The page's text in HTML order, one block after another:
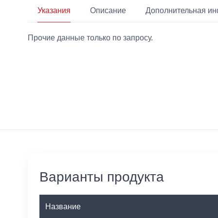
Указания Описание Дополнительная
Прочие данные только по запросу.
Варианты продукта
Название